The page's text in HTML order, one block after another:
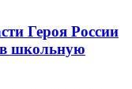
Героя России
школьную